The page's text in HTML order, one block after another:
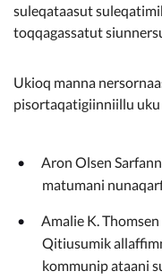
suleqataasut
toqqagassatut
Ukioq manna
pisortaqatigiinniillu
Aron Olsen
matumani
Amalie K.
Qitiusumik
kommunip ataani